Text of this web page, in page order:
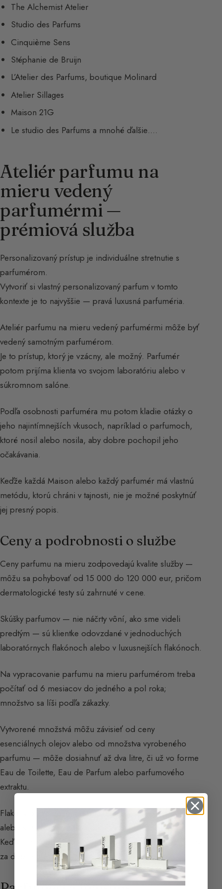
The Alchemist Atelier
Studio des Parfums
Cinquième Sens
Stéphanie de Bruijn
L’Atelier des Parfums, boutique Molinard
Atelier Sillages
Maison 21G
Le studio des Parfums a mnohé ďalšie….
Ateliér parfumu na
mieru vedený
parfumérmi —
prémiová služba
Personalizovaný prístup je individuálne stretnutie s
parfumérom.
Vytvoriť si vlastný personalizovaný parfum v tomto
kontexte je to najvyššie — pravá luxusná parfuméria.
Ateliér parfumu na mieru vedený parfumérmi môže byť
vedený samotným parfumérom.
Je to prístup, ktorý je vzácny, ale možný. Parfumér
potom prijíma klienta vo svojom laboratóriu alebo v
súkromnom salóne.
Podľa osobnosti parfuméra mu potom kladie otázky o
jeho najintímnejších vkusoch, napríklad o parfumoch,
ktoré nosil alebo nosila, aby dobre pochopil jeho
očakávania.
Keďže každá Maison alebo každý parfumér má vlastnú
metódu, ktorú chráni v tajnosti, nie je možné poskytnúť
jej presný popis.
Ceny a podrobnosti o službe
Ceny parfumu na mieru zodpovedajú kvalite služby —
môžu sa pohybovať od 15 000 do 120 000 eur, pričom
dermatologické testy sú zahrnuté v cene.
Skúšky parfumov — nie náčrty vôní, ako sme videli
predtým — sú klientke odovzdané v jednoduchých
laboratórnych flakónoch alebo v luxusnejších flakónoch.
Na vypracovanie parfumu na mieru parfumérom treba
počítať od 6 mesiacov do jedného a pol roka;
množstvo sa líši podľa zákazky.
Vytvorené množstvá môžu závisieť od ceny
esenciálnych olejov alebo od množstva vyrobeného
parfumu — môže dosiahnuť až dva litre, či už vo forme
Eau de Toilette, Eau de Parfum alebo parfumového
extraktu.
Flakóny odovzdané na konci zákazky môžu byť sklenené
alebo krištáľové, podľa jednotlivých maisons.
Keď klient spotrebuje všetky flakóny, sú k dispozícii ceny
za doplnenie.